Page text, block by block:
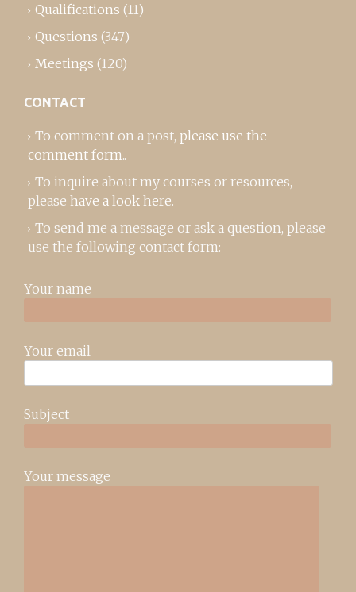
Qualifications (11)
Questions (347)
Meetings (120)
CONTACT
To comment on a post, please use the
comment form..
To inquire about my courses or resources,
please have a look here.
To send me a message or ask a question, please
use the following contact form:
Your name
Your email
Subject
Your message